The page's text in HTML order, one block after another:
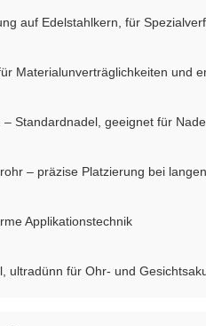
auf Edelstahlkern, für
Materialunverträglichkeiten und
Standardnadel, geeignet für
– präzise Platzierung bei
Applikationstechnik
ultradünn für Ohr- und